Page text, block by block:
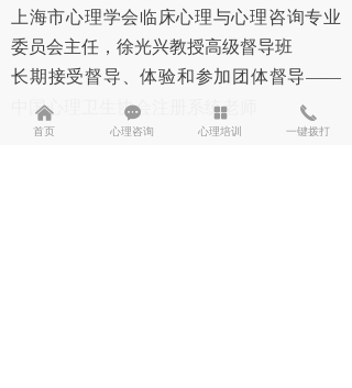
上海市心理学会临床心理与心理咨询专业
委员会主任，徐光兴教授高级督导班
长期接受督导、体验和参加团体督导——
中国心理卫生协会注册系统老师
낀
首页
끁
心理咨询
넒
心理培训
끅
一键拨打